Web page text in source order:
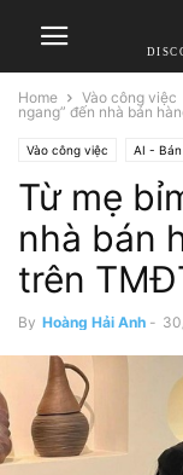
Home Vào công việc
ngang” đến nhà bán
Vào công việc AI -
Từ mẹ
nhà bán
trên
By Hoàng Hải Anh -